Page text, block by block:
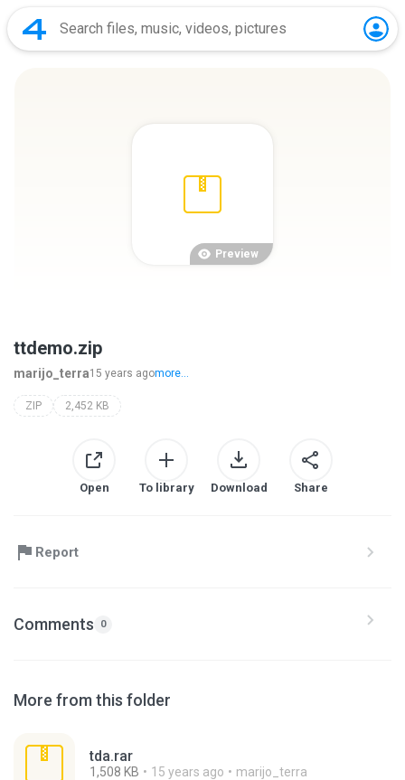
Preview
ttdemo.zip
marijo_terra15 years agomore...
ZIP 2,452 KB
Open To library Download Share
Report
Comments 0
More from this folder
tda.rar
1,508 KB 15 years ago marijo_terra